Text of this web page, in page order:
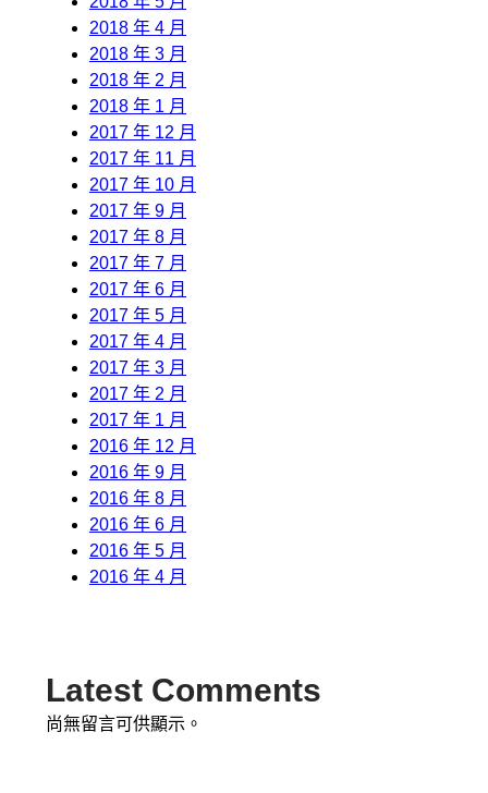
2018 年 4 月
2018 年 3 月
2018 年 2 月
2018 年 1 月
2017 年 12 月
2017 年 11 月
2017 年 10 月
2017 年 9 月
2017 年 8 月
2017 年 7 月
2017 年 6 月
2017 年 5 月
2017 年 4 月
2017 年 3 月
2017 年 2 月
2017 年 1 月
2016 年 12 月
2016 年 9 月
2016 年 8 月
2016 年 6 月
2016 年 5 月
2016 年 4 月
Latest Comments
尚無留言可供顯示。